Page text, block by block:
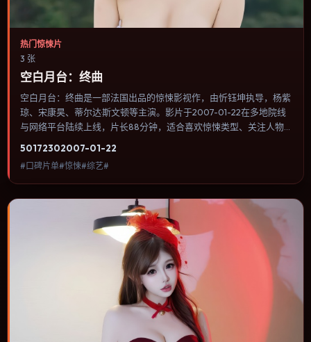
热门惊悚片
3 张
空白月台：终曲
空白月台：终曲是一部法国出品的惊悚影视作，由忻钰坤执导，杨紫
琼、宋康昊、蒂尔达·斯文顿等主演。影片于2007-01-22在多地院线
与网络平台陆续上线，片长88分钟，适合喜欢惊悚类型、关注人物
语言统一，可作为休闲观影或类型片补片的选择。
50172302007-01-22
#口碑片单#惊悚#综艺#